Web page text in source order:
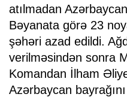
atılmadan
Bəyanata görə 23
şəhəri azad edildi.
verilməsindən sonra
Komandan İlham
Azərbaycan